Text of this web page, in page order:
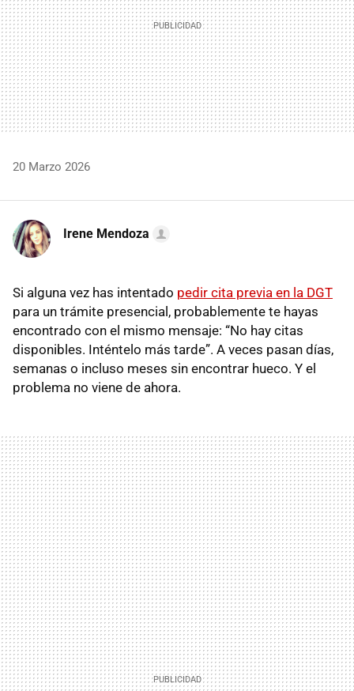
20 Marzo 2026
Irene Mendoza
Si alguna vez has intentado pedir cita previa en la DGT
para un trámite presencial, probablemente te hayas
encontrado con el mismo mensaje: “No hay citas
disponibles. Inténtelo más tarde”. A veces pasan días,
semanas o incluso meses sin encontrar hueco. Y el
problema no viene de ahora.